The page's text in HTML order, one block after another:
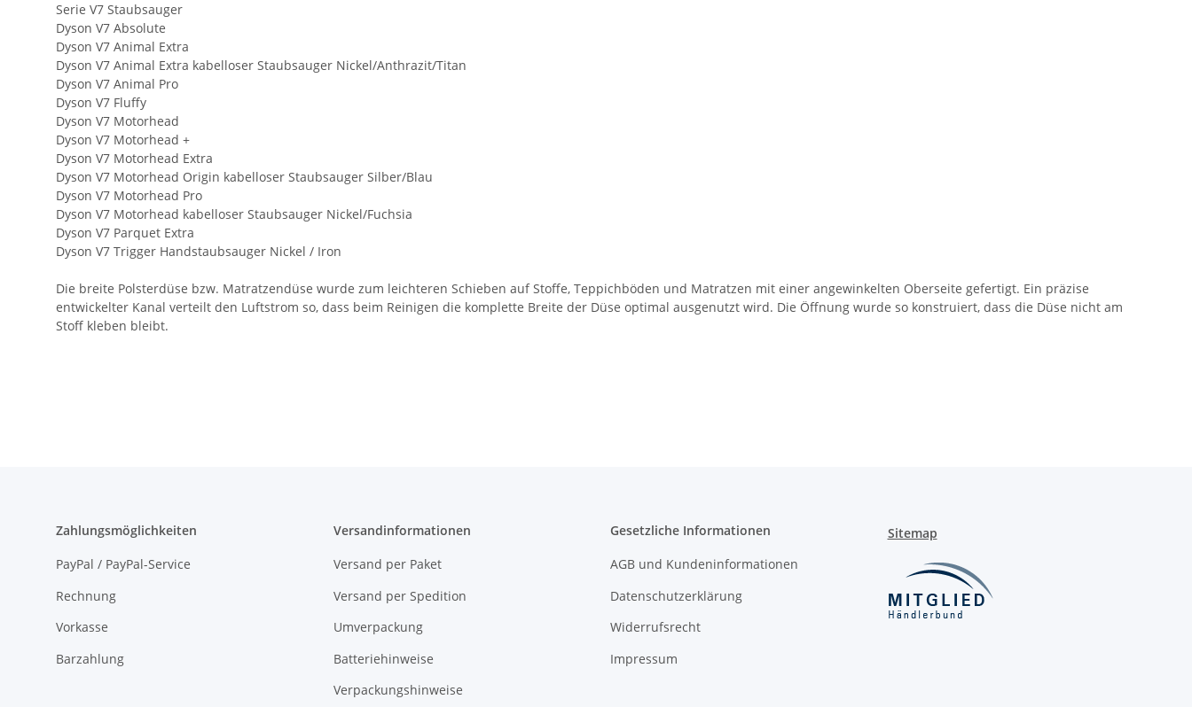
Serie V7 Staubsauger
Dyson V7 Absolute
Dyson V7 Animal Extra
Dyson V7 Animal Extra kabelloser Staubsauger Nickel/Anthrazit/Titan
Dyson V7 Animal Pro
Dyson V7 Fluffy
Dyson V7 Motorhead
Dyson V7 Motorhead +
Dyson V7 Motorhead Extra
Dyson V7 Motorhead Origin kabelloser Staubsauger Silber/Blau
Dyson V7 Motorhead Pro
Dyson V7 Motorhead kabelloser Staubsauger Nickel/Fuchsia
Dyson V7 Parquet Extra
Dyson V7 Trigger Handstaubsauger Nickel / Iron
Die breite Polsterdüse bzw. Matratzendüse wurde zum leichteren Schieben auf Stoffe, Teppichböden und Matratzen mit einer angewinkelten Oberseite gefertigt. Ein präzise
entwickelter Kanal verteilt den Luftstrom so, dass beim Reinigen die komplette Breite der Düse optimal ausgenutzt wird. Die Öffnung wurde so konstruiert, dass die Düse nicht am
Stoff kleben bleibt.
Zahlungsmöglichkeiten
PayPal / PayPal-Service
Rechnung
Vorkasse
Barzahlung
Versandinformationen
Versand per Paket
Versand per Spedition
Umverpackung
Batteriehinweise
Verpackungshinweise
Gesetzliche Informationen
AGB und Kundeninformationen
Datenschutzerklärung
Widerrufsrecht
Impressum
Sitemap